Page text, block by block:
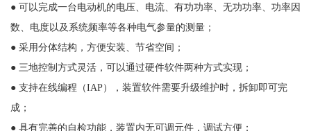
● 可以完成一台电动机的电压、电流、有功功率、无功功率、功率因
数、电度以及系统频率等各种电气参量的测量；
● 采用分体结构，方便安装、节省空间；
● 三地控制方式灵活，可以通过硬件软件两种方式实现；
● 支持在线编程（IAP），装置软件需要升级维护时，拆卸即可完
成；
● 具有完善的自检功能，装置内无可调元件，调试方便；